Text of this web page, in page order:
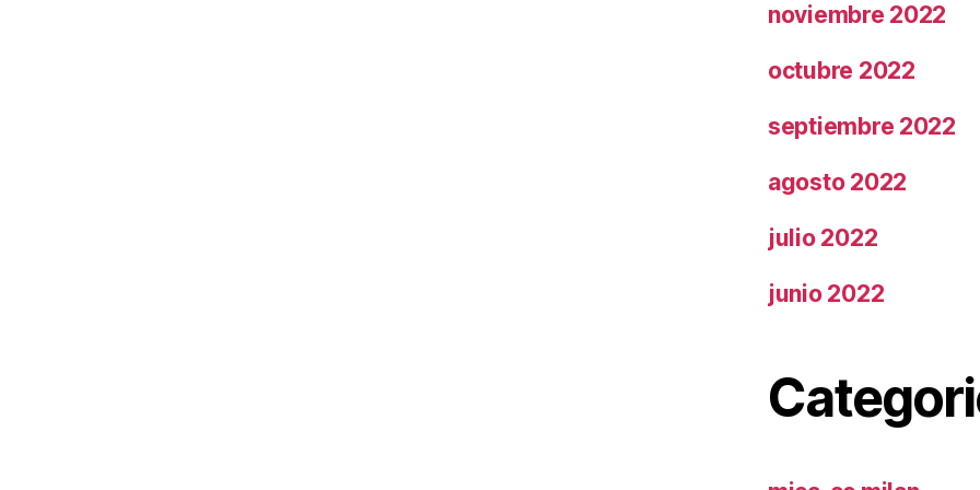
noviembre 2022
octubre 2022
septiembre 2022
agosto 2022
julio 2022
junio 2022